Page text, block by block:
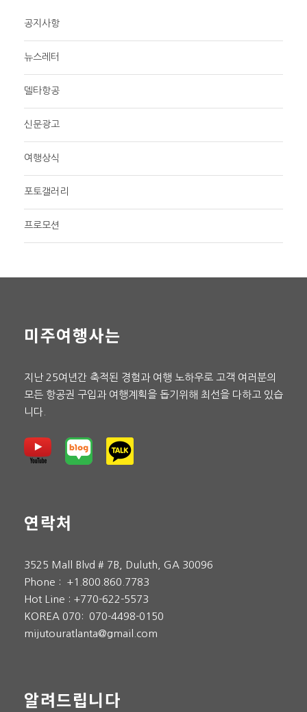
공지사항
뉴스레터
델타항공
신문광고
여행상식
포토갤러리
프로모션
미주여행사는
지난 25여년간 축적된 경험과 여행 노하우로 고객 여러분의
모든 항공권 구입과 여행계획을 돕기위해 최선을 다하고 있습
니다.
연락처
3525 Mall Blvd # 7B, Duluth, GA 30096
Phone : +1.800.860.7783
Hot Line : +770-622-5573
KOREA 070: 070-4498-0150
mijutouratlanta@gmail.com
알려드립니다